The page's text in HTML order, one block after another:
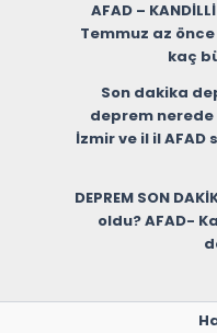
AFAD –
Temmuz az
kaç
Son dakika
deprem
İzmir ve il il AFAD
DEPREM SON
oldu? AFAD-